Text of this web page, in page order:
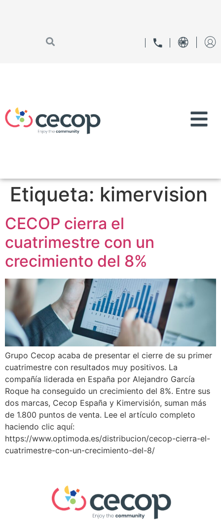
Etiqueta: kimervision
CECOP cierra el
cuatrimestre con un
crecimiento del 8%
Grupo Cecop acaba de presentar el cierre de su primer
cuatrimestre con resultados muy positivos. La
compañía liderada en España por Alejandro García
Roque ha conseguido un crecimiento del 8%. Entre sus
dos marcas, Cecop España y Kimervisión, suman más
de 1.800 puntos de venta. Lee el artículo completo
haciendo clic aquí:
https://www.optimoda.es/distribucion/cecop-cierra-el-
cuatrimestre-con-un-crecimiento-del-8/